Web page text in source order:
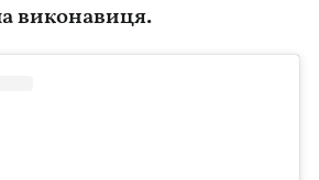
виконавиця.